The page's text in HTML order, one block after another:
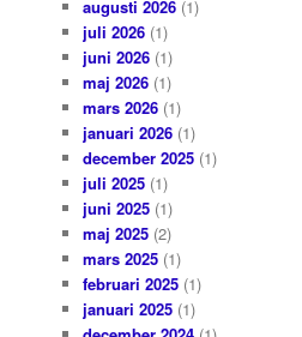
augusti 2026(1)
juli 2026(1)
juni 2026(1)
maj 2026(1)
mars 2026(1)
januari 2026(1)
december 2025(1)
juli 2025(1)
juni 2025(1)
maj 2025(2)
mars 2025(1)
februari 2025(1)
januari 2025(1)